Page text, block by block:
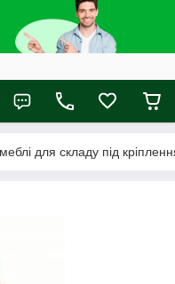
меблі для складу під